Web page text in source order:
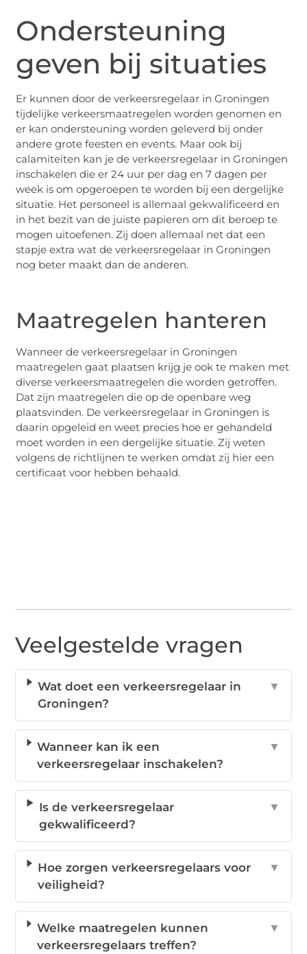
Ondersteuning
geven bij situaties
Er kunnen door de verkeersregelaar in Groningen
tijdelijke verkeersmaatregelen worden genomen en
er kan ondersteuning worden geleverd bij onder
andere grote feesten en events. Maar ook bij
calamiteiten kan je de verkeersregelaar in Groningen
inschakelen die er 24 uur per dag en 7 dagen per
week is om opgeroepen te worden bij een dergelijke
situatie. Het personeel is allemaal gekwalificeerd en
in het bezit van de juiste papieren om dit beroep te
mogen uitoefenen. Zij doen allemaal net dat een
stapje extra wat de verkeersregelaar in Groningen
nog beter maakt dan de anderen.
Maatregelen hanteren
Wanneer de verkeersregelaar in Groningen
maatregelen gaat plaatsen krijg je ook te maken met
diverse verkeersmaatregelen die worden getroffen.
Dat zijn maatregelen die op de openbare weg
plaatsvinden. De verkeersregelaar in Groningen is
daarin opgeleid en weet precies hoe er gehandeld
moet worden in een dergelijke situatie. Zij weten
volgens de richtlijnen te werken omdat zij hier een
certificaat voor hebben behaald.
Veelgestelde vragen
Wat doet een verkeersregelaar in
Groningen?
▼
Wanneer kan ik een
verkeersregelaar inschakelen?
▼
Is de verkeersregelaar
gekwalificeerd?
▼
Hoe zorgen verkeersregelaars voor
veiligheid?
▼
Welke maatregelen kunnen
verkeersregelaars treffen?
▼